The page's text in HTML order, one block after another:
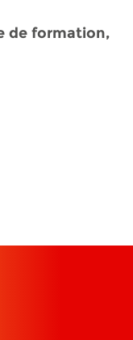
de formation,